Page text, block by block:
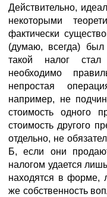
Действительно,
некоторыми
фактически
(думаю, всегда)
такой налог стал
необходимо
непростая
например, не
стоимость одного
стоимость другого
отдельно, не
Б, если они
налогом удается
находятся в форме,
же собственность